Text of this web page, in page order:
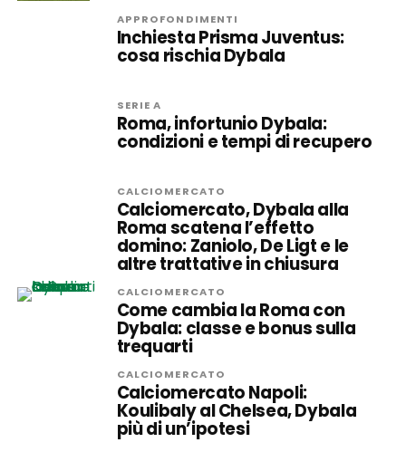
APPROFONDIMENTI
Inchiesta Prisma Juventus:
cosa rischia Dybala
SERIE A
Roma, infortunio Dybala:
condizioni e tempi di recupero
CALCIOMERCATO
Calciomercato, Dybala alla
Roma scatena l’effetto
domino: Zaniolo, De Ligt e le
altre trattative in chiusura
CALCIOMERCATO
Come cambia la Roma con
Dybala: classe e bonus sulla
trequarti
CALCIOMERCATO
Calciomercato Napoli:
Koulibaly al Chelsea, Dybala
più di un’ipotesi